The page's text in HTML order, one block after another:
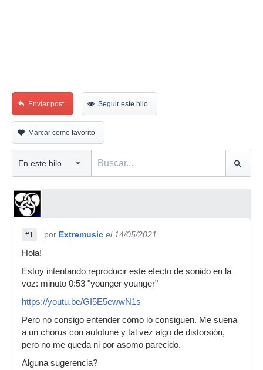
Enviar post Seguir este hilo
Marcar como favorito
#1 por Extremusic el 14/05/2021
Hola!
Estoy intentando reproducir este efecto de sonido en la
voz: minuto 0:53 "younger younger"
https://youtu.be/GI5E5ewwN1s
Pero no consigo entender cómo lo consiguen. Me suena
a un chorus con autotune y tal vez algo de distorsión,
pero no me queda ni por asomo parecido.
Alguna sugerencia?